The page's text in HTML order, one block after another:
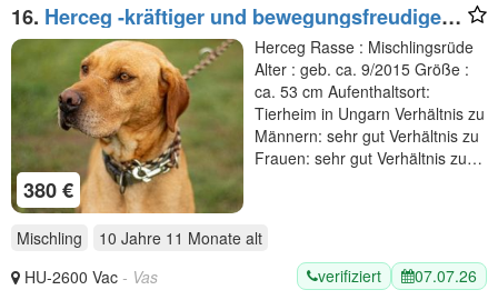
16. Herceg -kräftiger und bewegungsfreudiger
Sportsfreund
380 €
Herceg Rasse : Mischlingsrüde
Alter : geb. ca. 9/2015 Größe :
ca. 53 cm Aufenthaltsort:
Tierheim in Ungarn Verhältnis zu
Männern: sehr gut Verhältnis zu
Frauen: sehr gut Verhältnis zu…
Mischling 10 Jahre 11 Monate alt
HU-2600 Vac - Vas verifiziert 07.07.26